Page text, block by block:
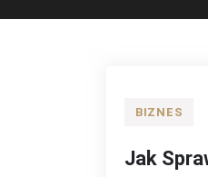
BIZNES
Jak